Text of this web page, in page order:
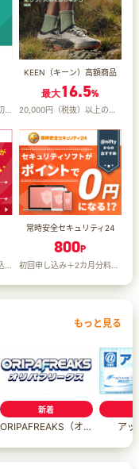
KEEN（キーン）高額商品
最大16.5%
常時安全セキュリティ24
800P
初回申し込み＋2カ月分料金支払完了
もっと見る
新着
ORIPAFREAKS（オリパフリークス） ア